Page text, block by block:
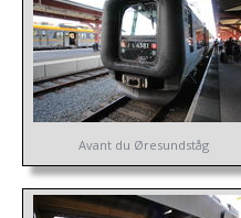
Avant du Øresundståg